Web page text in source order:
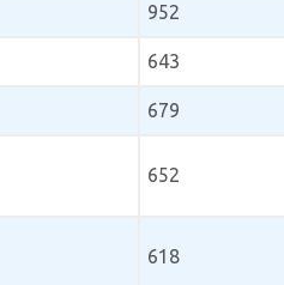
952
643
679
652
618